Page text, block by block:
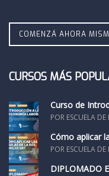
COMENZÁ AHORA
CURSOS MÁS
Curso de
POR ESCUELA
Cómo aplicar
POR ESCUELA
DIPLOMADO